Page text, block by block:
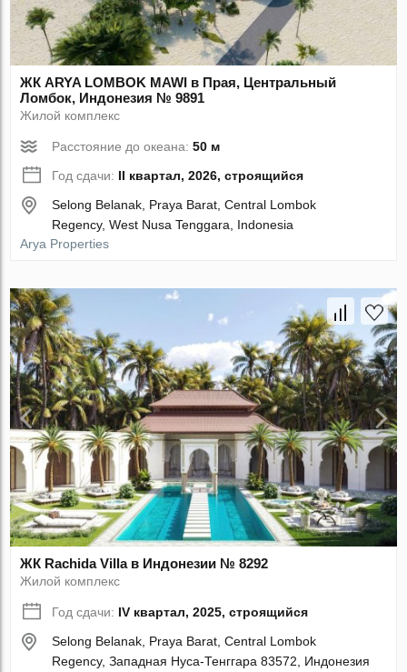
ЖК ARYA LOMBOK MAWI в Прая, Центральный
Ломбок, Индонезия № 9891
Жилой комплекс
Расстояние до океана:50 м
Год сдачи: II квартал, 2026, строящийся
Selong Belanak, Praya Barat, Central Lombok
Regency, West Nusa Tenggara, Indonesia
Arya Properties
ЖК Rachida Villa в Индонезии № 8292
Жилой комплекс
Год сдачи: IV квартал, 2025, строящийся
Selong Belanak, Praya Barat, Central Lombok
Regency, Западная Нуса-Тенггара 83572, Индонезия